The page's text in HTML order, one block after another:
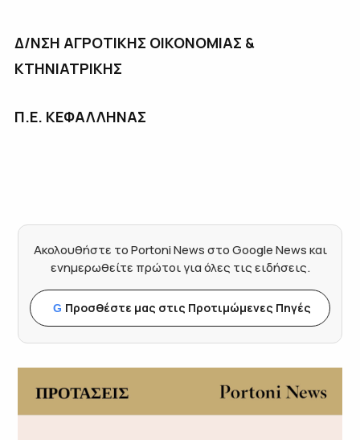
Δ/ΝΣΗ ΑΓΡΟΤΙΚΗΣ ΟΙΚΟΝΟΜΙΑΣ &
ΚΤΗΝΙΑΤΡΙΚΗΣ
Π.Ε. ΚΕΦΑΛΛΗΝΑΣ
Ακολουθήστε το Portoni News στο Google News και
ενημερωθείτε πρώτοι για όλες τις ειδήσεις.
G Προσθέστε μας στις Προτιμώμενες Πηγές